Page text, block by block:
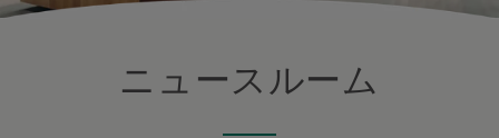
ニュースルーム